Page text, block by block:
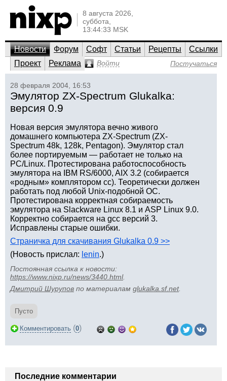
8 августа 2026,
суббота,
13:44:33 MSK
Новости Форум Софт Статьи Рецепты
Ссылки
Проект
Реклама Войти Постучаться
28 февраля 2004, 16:53
Эмулятор ZX-Spectrum Glukalka:
версия 0.9
Новая версия эмулятора вечно живого
домашнего компьютера ZX-Spectrum (ZX-
Spectrum 48k, 128k, Pentagon). Эмулятор стал
более портируемым — работает не только на
PC/Linux. Протестирована работоспособность
эмулятора на IBM RS/6000, AIX 3.2 (собирается
«родным» комплятором cc). Теоретически должен
работать под любой Unix-подобной ОС.
Протестирована корректная собираемость
эмулятора на Slackware Linux 8.1 и ASP Linux 9.0.
Корректно собирается на gcc версий 3.
Исправлены старые ошибки.
Страничка для скачивания Glukalka 0.9 >>
(Новость прислал: lenin.)
Постоянная ссылка к новости:
https://www.nixp.ru/news/3440.html.
Дмитрий Шурупов по материалам glukalka.sf.net.
Пусто
Комментировать (0)
Последние комментарии